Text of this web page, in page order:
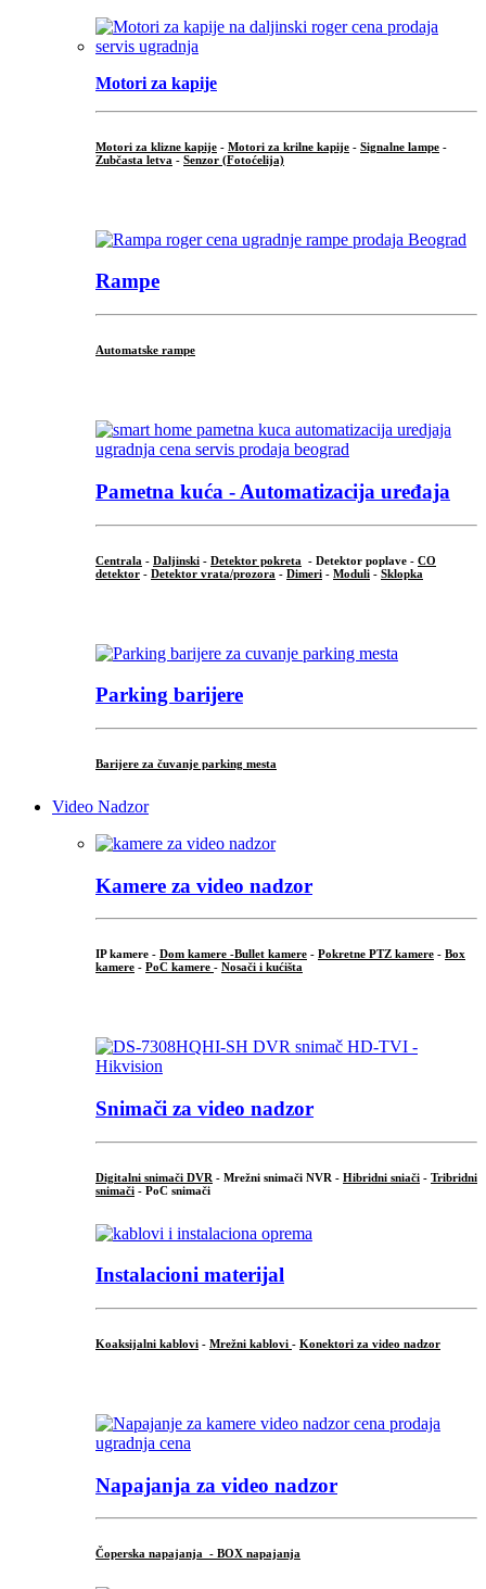
Motori za kapije
Motori za klizne kapije - Motori za krilne kapije - Signalne lampe -
Zubčasta letva - Senzor (Fotoćelija)
Rampe
Automatske rampe
Pametna kuća - Automatizacija uređaja
Centrala - Daljinski - Detektor pokreta - Detektor poplave - CO
detektor - Detektor vrata/prozora - Dimeri - Moduli - Sklopka
Parking barijere
Barijere za čuvanje parking mesta
Video Nadzor
Kamere za video nadzor
IP kamere - Dom kamere -Bullet kamere - Pokretne PTZ kamere - Box
kamere - PoC kamere - Nosači i kućišta
Snimači za video nadzor
Digitalni snimači DVR - Mrežni snimači NVR - Hibridni sniači - Tribridni
snimači - PoC snimači
Instalacioni materijal
Koaksijalni kablovi - Mrežni kablovi - Konektori za video nadzor
Napajanja za video nadzor
Čoperska napajanja - BOX napajanja